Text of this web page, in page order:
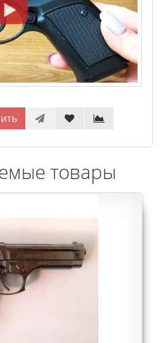
товары